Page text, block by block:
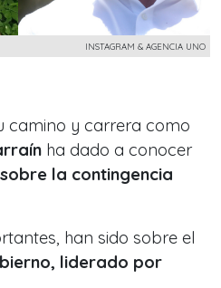
INSTAGRAM & AGENCIA UNO
camino y carrera como
ha dado a conocer
la contingencia
han sido sobre el
liderado por